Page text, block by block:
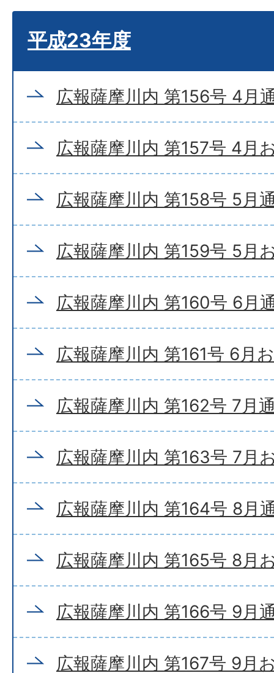
平成23年度
広報薩摩川内 第156号 4月
広報薩摩川内 第157号 4月
広報薩摩川内 第158号 5月
広報薩摩川内 第159号 5月
広報薩摩川内 第160号 6月
広報薩摩川内 第161号 6月
広報薩摩川内 第162号 7月
広報薩摩川内 第163号 7月
広報薩摩川内 第164号 8月
広報薩摩川内 第165号 8月
広報薩摩川内 第166号 9月
広報薩摩川内 第167号 9月